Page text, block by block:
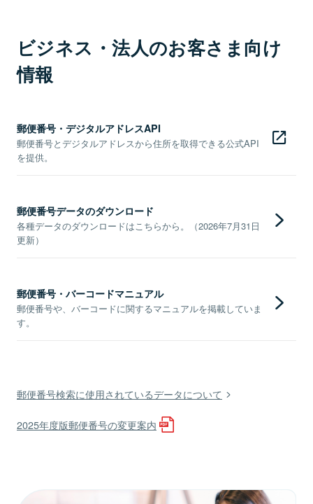
ビジネス・法人のお客さま向け
情報
郵便番号・デジタルアドレスAPI
郵便番号とデジタルアドレスから住所を取得できる公式API
を提供。
郵便番号データのダウンロード
各種データのダウンロードはこちらから。（2026年7月31日
更新）
郵便番号・バーコードマニュアル
郵便番号や、バーコードに関するマニュアルを掲載していま
す。
郵便番号検索に使用されているデータについて
2025年度版郵便番号の変更案内